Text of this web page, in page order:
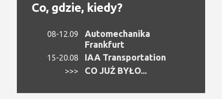
Co, gdzie, kiedy?
08-12.09
Automechanika
Frankfurt
15-20.08 IAA Transportation
>>> CO JUŻ BYŁO...